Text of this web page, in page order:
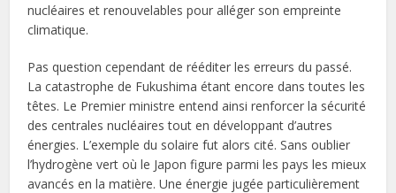
nucléaires et renouvelables pour alléger son empreinte
climatique.
Pas question cependant de rééditer les erreurs du passé.
La catastrophe de Fukushima étant encore dans toutes les
têtes. Le Premier ministre entend ainsi renforcer la sécurité
des centrales nucléaires tout en développant d’autres
énergies. L’exemple du solaire fut alors cité. Sans oublier
l’hydrogène vert où le Japon figure parmi les pays les mieux
avancés en la matière. Une énergie jugée particulièrement